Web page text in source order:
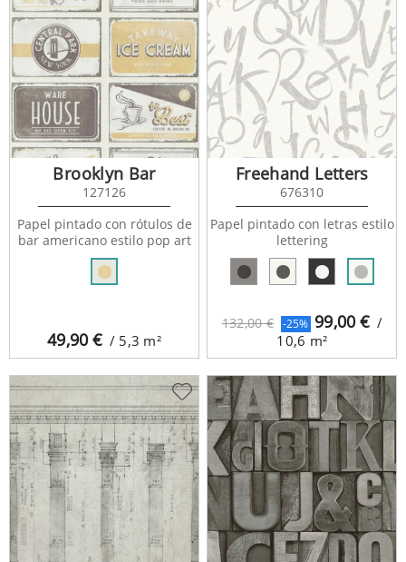
49,90€ / 5,3 m²
Brooklyn Bar
127126
Papel pintado con rótulos de
bar americano estilo pop art
132,00 € -25% 99,00€ /
10,6 m²
Freehand Letters
676310
Papel pintado con letras estilo
lettering